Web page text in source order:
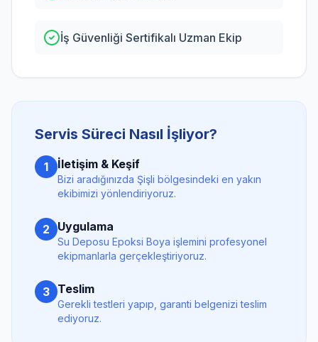
İş Güvenliği Sertifikalı Uzman Ekip
Servis Süreci Nasıl İşliyor?
1 İletişim & Keşif
Bizi aradığınızda Şişli bölgesindeki en yakın
ekibimizi yönlendiriyoruz.
2 Uygulama
Su Deposu Epoksi Boya işlemini profesyonel
ekipmanlarla gerçekleştiriyoruz.
3 Teslim
Gerekli testleri yapıp, garanti belgenizi teslim
ediyoruz.